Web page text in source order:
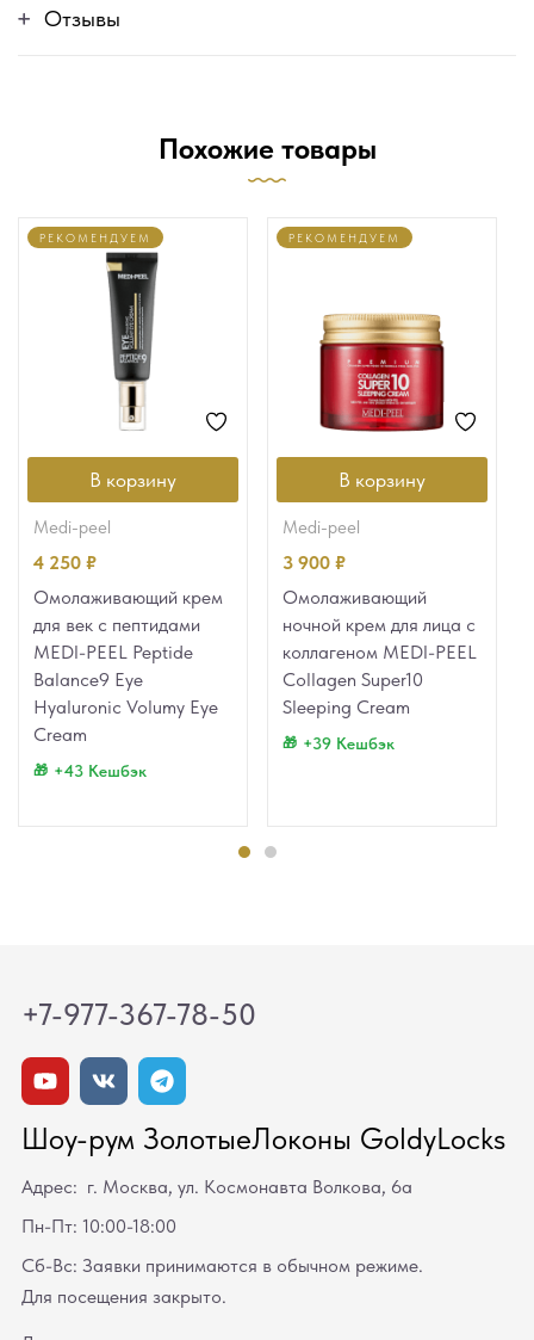
Отзывы
Похожие товары
В корзину
РЕКОМЕНДУЕМ
medi-peel
4 250 ₽
Омолаживающий крем
для век с пептидами
MEDI-PEEL Peptide
Balance9 Eye
Hyaluronic Volumy Eye
Cream
+43 Кешбэк
В корзину
РЕКОМЕНДУЕМ
medi-peel
3 900 ₽
Омолаживающий
ночной крем для лица с
коллагеном MEDI-PEEL
Collagen Super10
Sleeping Cream
+39 Кешбэк
+7-977-367-78-50
Шоу-рум ЗолотыеЛоконы GoldyLocks
Адрес: г. Москва, ул. Космонавта Волкова, 6а
Пн-Пт: 10:00-18:00
Сб-Вс: Заявки принимаются в обычном режиме.
Для посещения закрыто.